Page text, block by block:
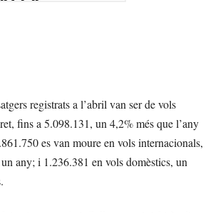
registrats a l’abril van ser de vols
fins a 5.098.131, un 4,2% més que l’any
es van moure en vols internacionals,
any; i 1.236.381 en vols domèstics, un